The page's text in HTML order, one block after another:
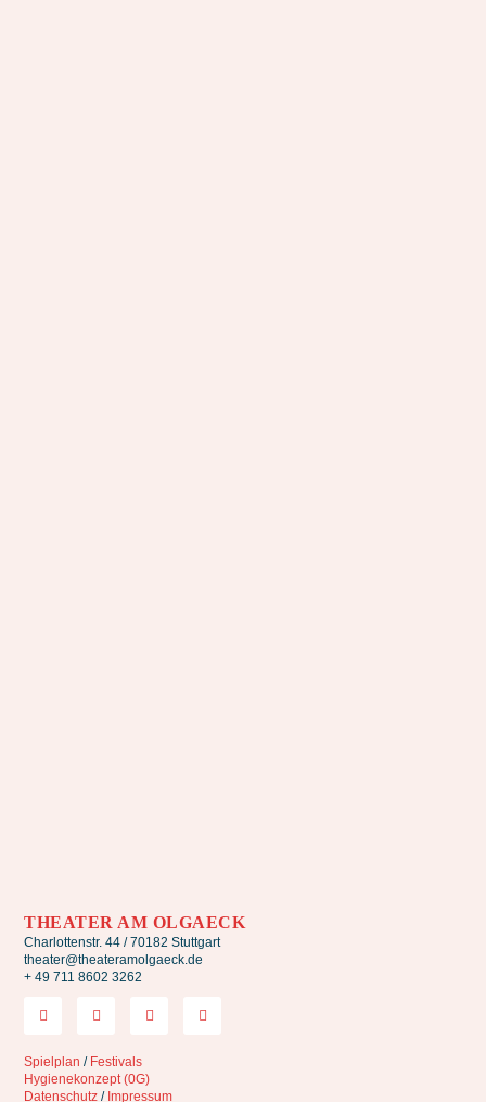
THEATER AM OLGAECK
Charlottenstr. 44 / 70182 Stuttgart
theater@theateramolgaeck.de
+ 49 711 8602 3262
Spielplan / Festivals
Hygienekonzept (0G)
Datenschutz / Impressum